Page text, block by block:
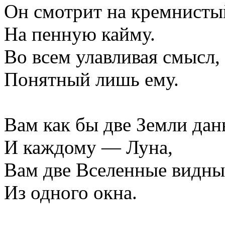
Он смотрит на
На пенную кайму.
Во всем улавливая смысл,
Понятный лишь ему.
Вам как бы две Земли
И каждому — Луна,
Вам две Вселенные видны
Из одного окна.